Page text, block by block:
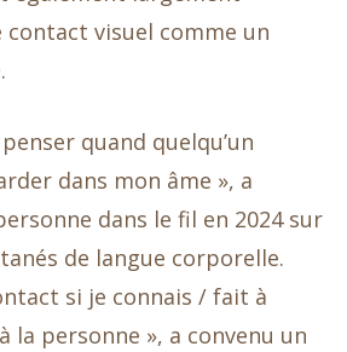
visuel comme un
quand quelqu’un
dans mon âme », a
dans le fil en 2024 sur
de langue corporelle.
si je connais / fait à
la personne », a convenu un